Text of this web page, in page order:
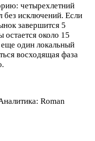
четырехлетний
без исключений. Если
завершится 5
около 15
один локальный
восходящая фаза
Roman